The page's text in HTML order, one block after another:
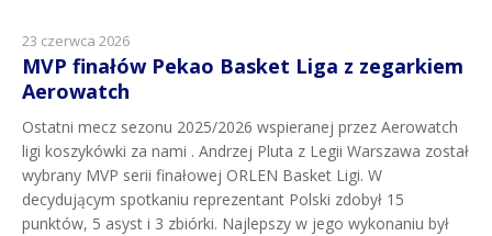
23 czerwca 2026
MVP finałów Pekao Basket Liga z zegarkiem
Aerowatch
Ostatni mecz sezonu 2025/2026 wspieranej przez Aerowatch
ligi koszykówki za nami . Andrzej Pluta z Legii Warszawa został
wybrany MVP serii finałowej ORLEN Basket Ligi. W
decydującym spotkaniu reprezentant Polski zdobył 15
punktów, 5 asyst i 3 zbiórki. Najlepszy w jego wykonaniu był